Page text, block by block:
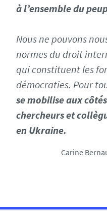
à l’ensemble du
Nous ne pouvons
normes du droit
qui constituent les
démocraties. Pour
se mobilise aux
chercheurs et
en Ukraine.
Carine